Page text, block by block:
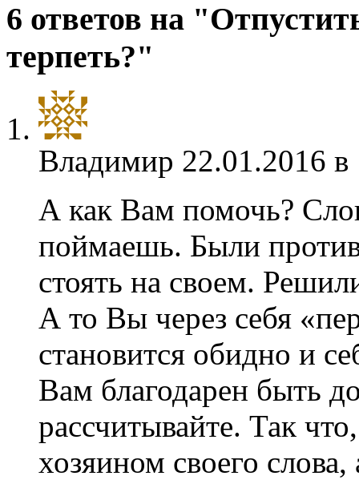
6 ответов на
терпеть?"
Владимир 22.01.2016
А как Вам помочь?
поймаешь. Были
стоять на своем.
А то Вы через себя
становится обидно и
Вам благодарен быть
рассчитывайте. Так
хозяином своего